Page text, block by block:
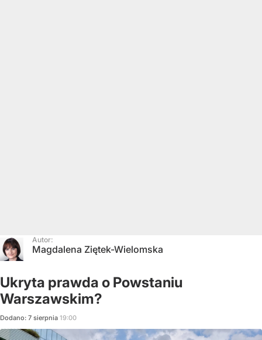
Autor:
Magdalena Ziętek-Wielomska
Ukryta prawda o Powstaniu
Warszawskim?
Dodano: 7 sierpnia 19:00